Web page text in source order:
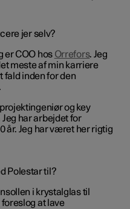
jer selv?
er COO hos Orrefors. Jeg
meste af min karriere
fald inden for den
og key
har arbejdet for
år. Jeg har været her rigtig
Polestar til?
i krystalglas til
foreslog at lave